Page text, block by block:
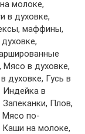
молоке,
в духовке,
маффины,
в духовке,
духовке, Гусь в
Индейка в
Плов,
Мясо по-
Каши на молоке,